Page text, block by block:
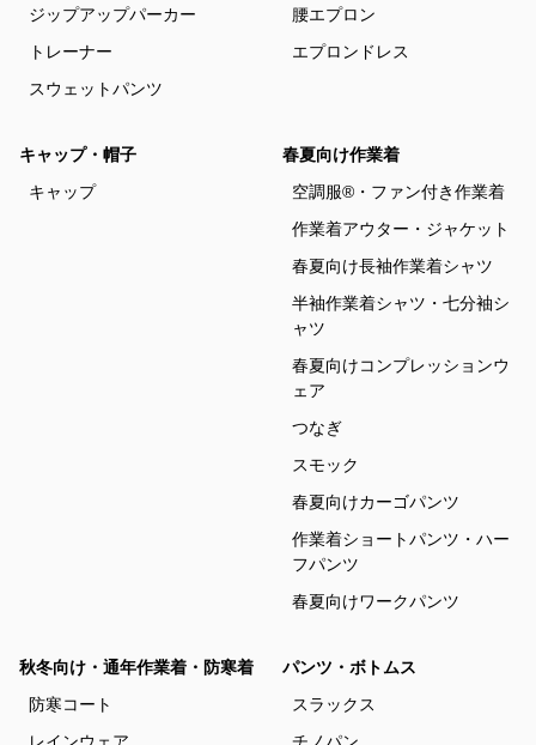
ジップアップパーカー
トレーナー
スウェットパンツ
腰エプロン
エプロンドレス
キャップ・帽子
キャップ
春夏向け作業着
空調服®・ファン付き作業着
作業着アウター・ジャケット
春夏向け長袖作業着シャツ
半袖作業着シャツ・七分袖シ
ャツ
春夏向けコンプレッションウ
ェア
つなぎ
スモック
春夏向けカーゴパンツ
作業着ショートパンツ・ハー
フパンツ
春夏向けワークパンツ
秋冬向け・通年作業着・防寒着
防寒コート
パンツ・ボトムス
スラックス